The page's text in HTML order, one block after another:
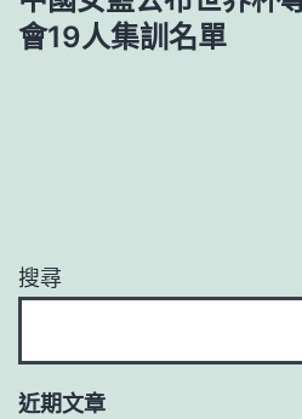
會19人集訓名單
搜尋
近期文章